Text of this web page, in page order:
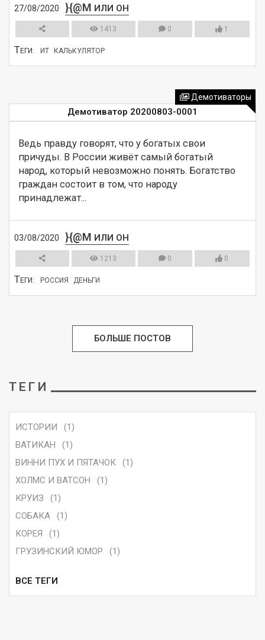
27/08/2020 }{@M ИЛИ ОН
1413 0 1
ТЕГИ: ИТ КАЛЬКУЛЯТОР
Демотиватор 20200803-0001
Ведь правду говорят, что у богатых свои
причуды. В России живёт самый богатый
народ, который невозможно понять. Богатство
граждан состоит в том, что народу
принадлежат...
03/08/2020 }{@M ИЛИ ОН
1213 0 0
Демотиваторы
ТЕГИ: РОССИЯ ДЕНЬГИ
БОЛЬШЕ ПОСТОВ
ТЕГИ
ИСТОРИИ
(1)
ВАТИКАН
(1)
ВИННИ ПУХ И ПЯТАЧОК
(1)
ХОЛМС И ВАТСОН
(1)
КРУИЗ
(1)
СОБАКА
(1)
КОРЕЯ
(1)
ГРУЗИНСКИЙ ЮМОР
(1)
ВСЕ ТЕГИ